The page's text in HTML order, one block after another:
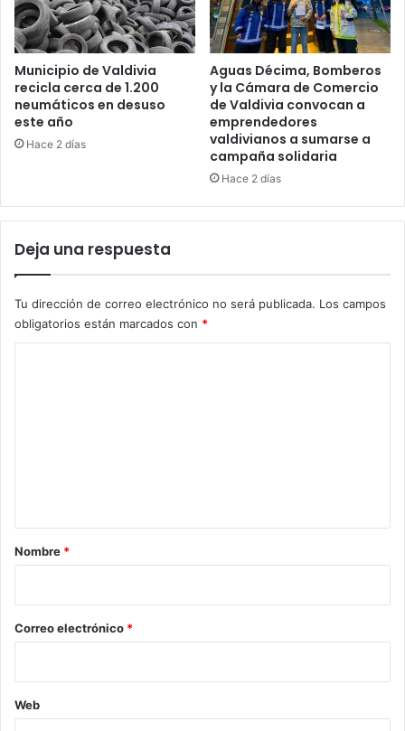
Municipio de Valdivia
recicla cerca de 1.200
neumáticos en desuso
este año
Hace 2 días
Aguas Décima, Bomberos
y la Cámara de Comercio
de Valdivia convocan a
emprendedores
valdivianos a sumarse a
campaña solidaria
Hace 2 días
Deja una respuesta
Tu dirección de correo electrónico no será publicada. Los campos
obligatorios están marcados con *
r
*
Nombre *
Correo electrónico *
Web